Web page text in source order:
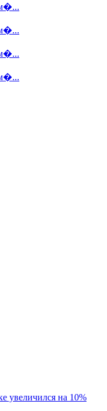
увеличился на 10%